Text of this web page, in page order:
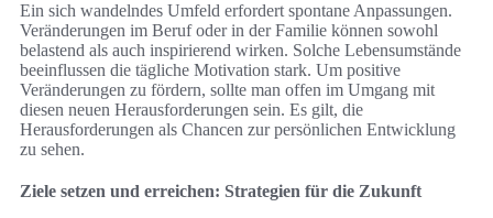
Ein sich wandelndes Umfeld erfordert spontane Anpassungen.
Veränderungen im Beruf oder in der Familie können sowohl
belastend als auch inspirierend wirken. Solche Lebensumstände
beeinflussen die tägliche Motivation stark. Um positive
Veränderungen zu fördern, sollte man offen im Umgang mit
diesen neuen Herausforderungen sein. Es gilt, die
Herausforderungen als Chancen zur persönlichen Entwicklung
zu sehen.
Ziele setzen und erreichen: Strategien für die Zukunft